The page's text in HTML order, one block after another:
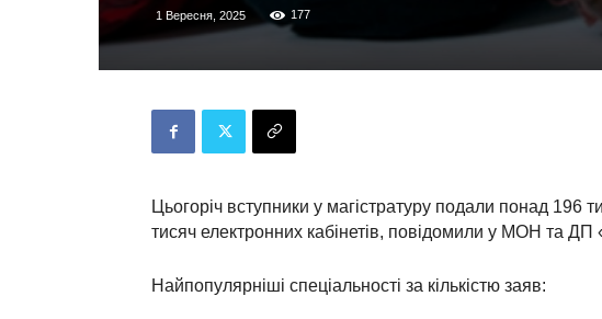
1 Вересня, 2025 177
Цьогоріч вступники у магістратуру подали понад 196
тисяч електронних кабінетів, повідомили у МОН та ДП
Найпопулярніші спеціальності за кількістю заяв: